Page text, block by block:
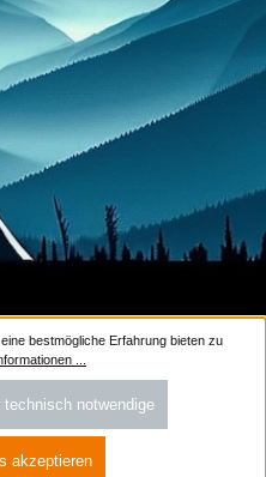
bestmögliche Erfahrung bieten zu
...
technisch notwendige
akzeptieren